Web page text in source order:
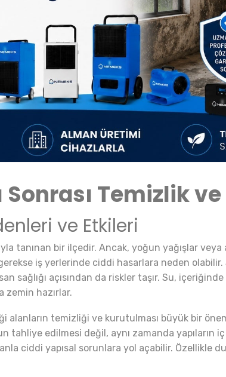
Sonrası Temizlik
ve Etkileri
tanınan bir ilçedir. Ancak, yoğun yağışlar
iş yerlerinde ciddi hasarlara neden olabilir.
sağlığı açısından da riskler taşır. Su,
zemin hazırlar.
alanların temizliği ve kurutulması büyük bir
edilmesi değil, aynı zamanda yapıların
ciddi yapısal sorunlara yol açabilir.